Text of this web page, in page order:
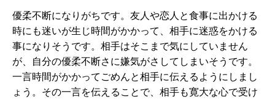
優柔不断になりがちです。友人や恋人と食事に出かける
時にも迷いが生じ時間がかかって、相手に迷惑をかける
事になりそうです。相手はそこまで気にしていません
が、自分の優柔不断さに嫌気がさしてしまいそうです。
一言時間がかかってごめんと相手に伝えるようにしまし
ょう。その一言を伝えることで、相手も寛大な心で受け